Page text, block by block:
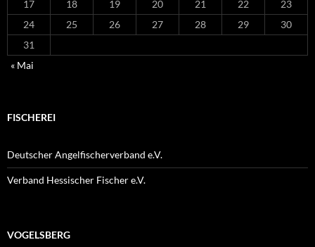
17
18 19 20 21 22
23
24
25 26 27 28 29
30
31
« Mai
FISCHEREI
Deutscher Angelfischerverband e.V.
Verband Hessischer Fischer e.V.
VOGELSBERG